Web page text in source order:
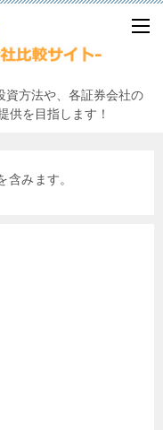
資方法や、各証券会社の
供を目指します！
みます。